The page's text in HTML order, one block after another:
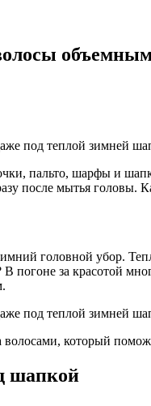
пальто, шарфы и
после мытья головы.
головной убор.
погоне за красотой
который
шапкой